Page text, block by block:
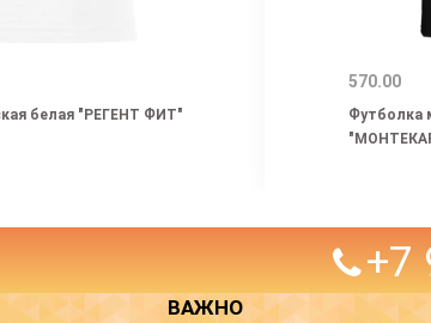
белая "РЕГЕНТ ФИТ"
570.00
Футболка
+7
ВАЖНО